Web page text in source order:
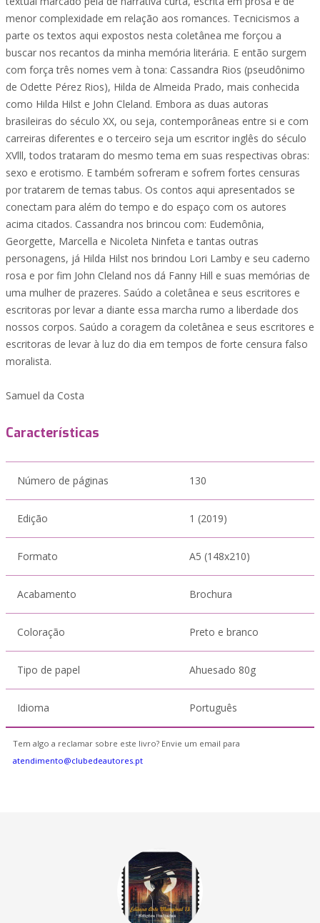
menor complexidade em relação aos romances. Tecnicismos a
parte os textos aqui expostos nesta coletânea me forçou a
buscar nos recantos da minha memória literária. E então surgem
com força três nomes vem à tona: Cassandra Rios (pseudônimo
de Odette Pérez Rios), Hilda de Almeida Prado, mais conhecida
como Hilda Hilst e John Cleland. Embora as duas autoras
brasileiras do século XX, ou seja, contemporâneas entre si e com
carreiras diferentes e o terceiro seja um escritor inglês do século
XVlll, todos trataram do mesmo tema em suas respectivas obras:
sexo e erotismo. E também sofreram e sofrem fortes censuras
por tratarem de temas tabus. Os contos aqui apresentados se
conectam para além do tempo e do espaço com os autores
acima citados. Cassandra nos brincou com: Eudemônia,
Georgette, Marcella e Nicoleta Ninfeta e tantas outras
personagens, já Hilda Hilst nos brindou Lori Lamby e seu caderno
rosa e por fim John Cleland nos dá Fanny Hill e suas memórias de
uma mulher de prazeres. Saúdo a coletânea e seus escritores e
escritoras por levar a diante essa marcha rumo a liberdade dos
nossos corpos. Saúdo a coragem da coletânea e seus escritores e
escritoras de levar à luz do dia em tempos de forte censura falso
moralista.
Samuel da Costa
Características
Número de páginas 130
Edição 1 (2019)
Formato A5 (148x210)
Acabamento Brochura
Coloração Preto e branco
Tipo de papel Ahuesado 80g
Idioma Português
Tem algo a reclamar sobre este livro? Envie um email para
atendimento@clubedeautores.pt